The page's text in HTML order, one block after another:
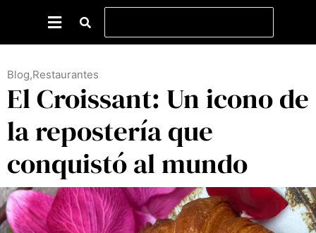
Blog,Restaurantes
El Croissant: Un icono de
la repostería que
conquistó al mundo